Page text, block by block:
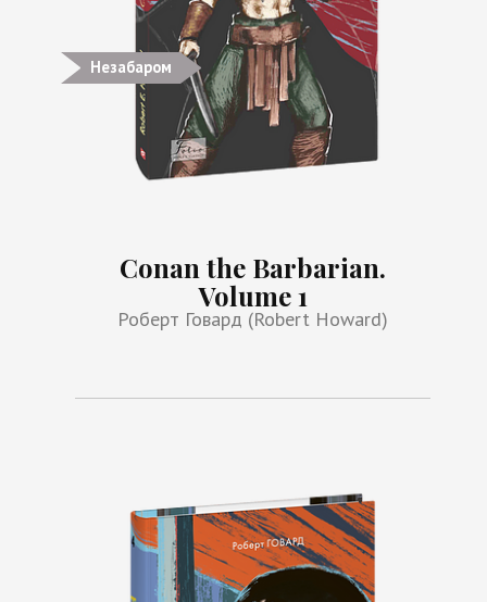
Незабаром
Conan the Barbarian.
Volume 1
Роберт Говард (Robert Howard)